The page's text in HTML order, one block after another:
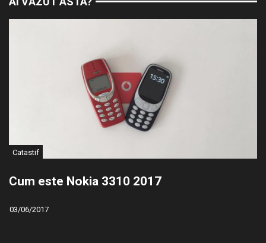
Catastif
Cum este Nokia 3310 2017
03/06/2017